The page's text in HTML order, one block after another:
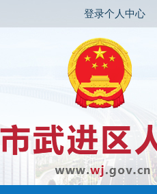
登录个人中心